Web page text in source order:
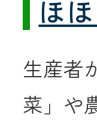
ほ
生産者
菜」や